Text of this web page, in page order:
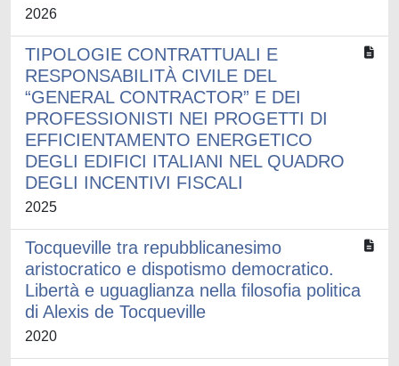
2026
TIPOLOGIE CONTRATTUALI E
RESPONSABILITÀ CIVILE DEL
“GENERAL CONTRACTOR” E DEI
PROFESSIONISTI NEI PROGETTI DI
EFFICIENTAMENTO ENERGETICO
DEGLI EDIFICI ITALIANI NEL QUADRO
DEGLI INCENTIVI FISCALI
2025
Tocqueville tra repubblicanesimo
aristocratico e dispotismo democratico.
Libertà e uguaglianza nella filosofia politica
di Alexis de Tocqueville
2020